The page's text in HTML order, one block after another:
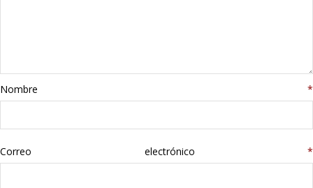
libros
Nombre *
Correo electrónico *